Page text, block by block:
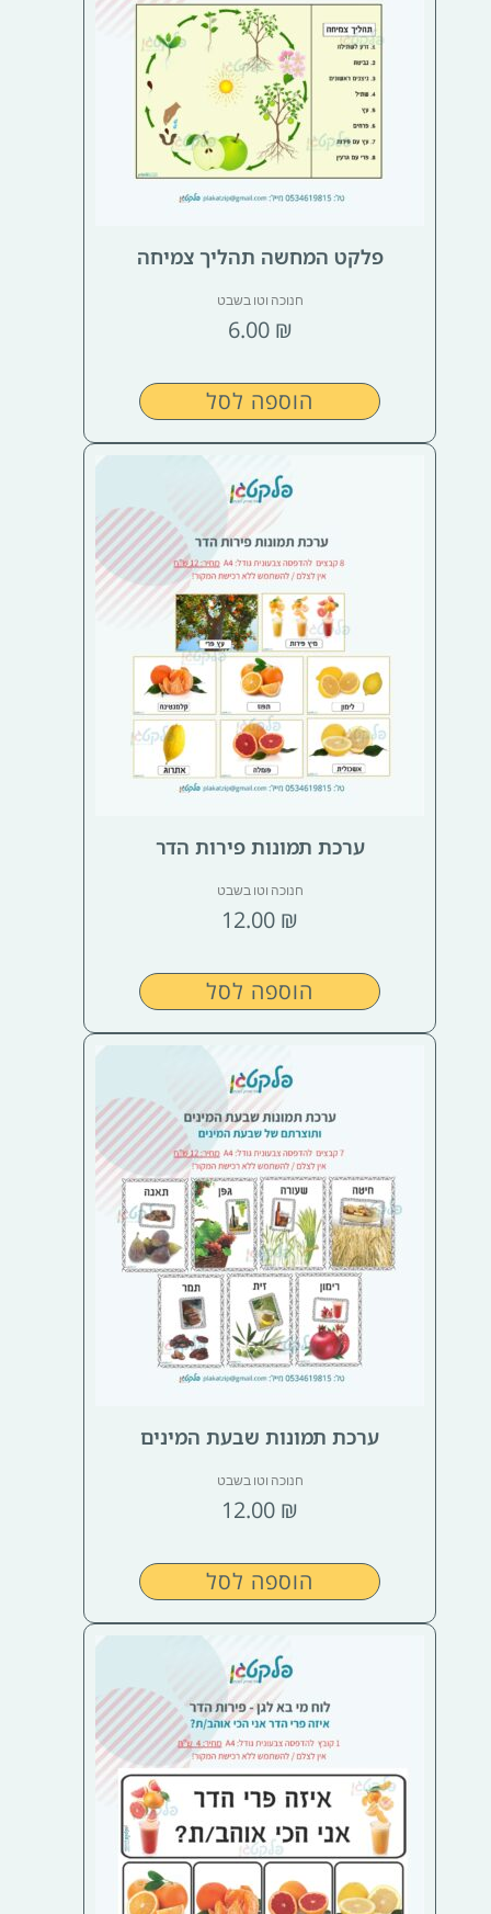
פלקט המחשה תהליך צמיחה
חנוכה וטו בשבט
6.00 ₪
הוספה לסל
ערכת תמונות פירות הדר
חנוכה וטו בשבט
12.00 ₪
הוספה לסל
ערכת תמונות שבעת המינים
חנוכה וטו בשבט
12.00 ₪
הוספה לסל